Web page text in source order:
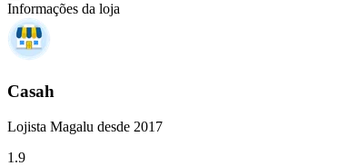
Informações da loja
Casah
Lojista Magalu desde 2017
1.9